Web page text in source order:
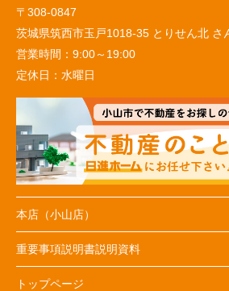
〒308-0847
茨城県筑西市玉戸1018-35 とりせん北 さ
営業時間： 9:00～19:00
定休日： 水曜日
本店（小山店）
重要事項説明書説明資料
トップページ